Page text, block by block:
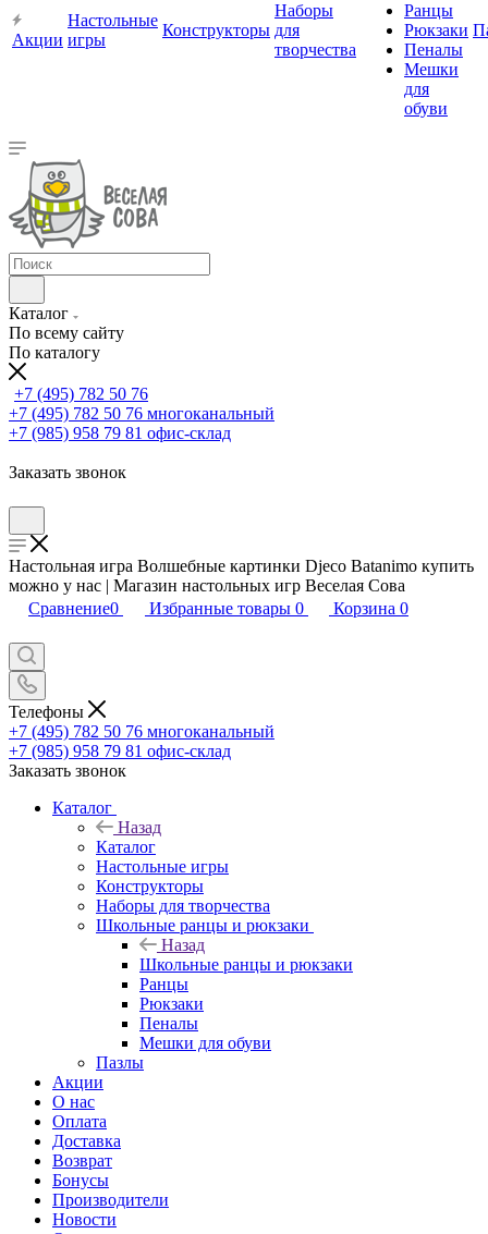
Акции
Настольные
игры
Конструкторы
Наборы
для
творчества
Ранцы
Рюкзаки
Пеналы
Мешки
для
обуви
Каталог
По всему сайту
По каталогу
+7 (495) 782 50 76
+7 (495) 782 50 76 многоканальный
+7 (985) 958 79 81 офис-склад
Заказать звонок
Настольная игра Волшебные картинки Djeco Batanimo купить
можно у нас | Магазин настольных игр Веселая Сова
Сравнение0 Избранные товары 0 Корзина 0
Телефоны
+7 (495) 782 50 76 многоканальный
+7 (985) 958 79 81 офис-склад
Заказать звонок
Каталог
Назад
Каталог
Настольные игры
Конструкторы
Наборы для творчества
Школьные ранцы и рюкзаки
Назад
Школьные ранцы и рюкзаки
Ранцы
Рюкзаки
Пеналы
Мешки для обуви
Пазлы
Акции
О нас
Оплата
Доставка
Возврат
Бонусы
Производители
Новости